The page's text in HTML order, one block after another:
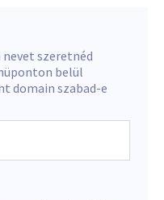
szeretnéd
belül
domain szabad-e